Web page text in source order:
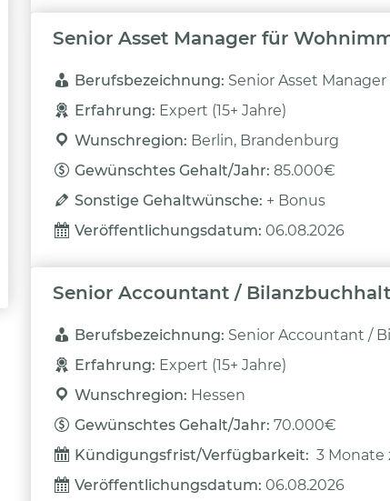
Senior Asset Manager für
Berufsbezeichnung: Senior Asset
Erfahrung: Expert (15+ Jahre)
Wunschregion: Berlin, Brandenburg
Gewünschtes Gehalt/Jahr: 85.000€
Sonstige Gehaltwünsche: + Bonus
Veröffentlichungsdatum: 06.08.2026
Senior Accountant /
Berufsbezeichnung: Senior Accountant /
Erfahrung: Expert (15+ Jahre)
Wunschregion: Hessen
Gewünschtes Gehalt/Jahr: 70.000€
Kündigungsfrist/Verfügbarkeit: 3 Monate
Veröffentlichungsdatum: 06.08.2026